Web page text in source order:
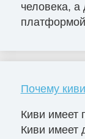
человека,
Почему
Киви имеет
Киви имеет